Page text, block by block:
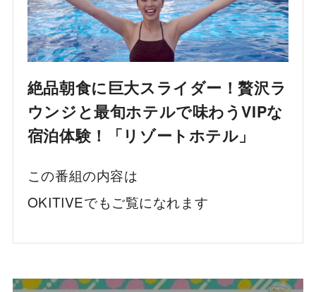
絶品朝食に巨大スライダー！贅沢ラ
ウンジと最旬ホテルで味わうVIPな
宿泊体験！「リゾートホテル」
この番組の内容は
OKITIVEでもご覧になれます